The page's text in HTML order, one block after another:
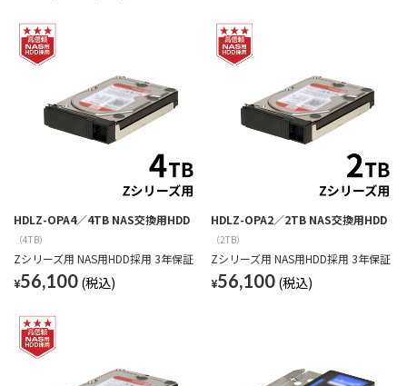
HDLZ-OPA4／4TB NAS交換用HDD
（4TB）
Zシリーズ用 NAS用HDD採用 3年保証
¥56,100
HDLZ-OPA2／2TB NAS交換用HDD
（2TB）
Zシリーズ用 NAS用HDD採用 3年保証
¥56,100